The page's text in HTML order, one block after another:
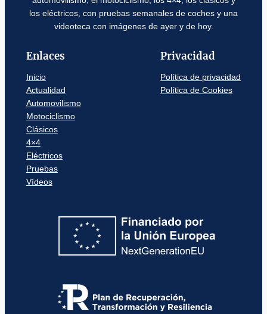
los eléctricos, con pruebas semanales de coches y una
videoteca con imágenes de ayer y de hoy.
Enlaces
Inicio
Actualidad
Automovilismo
Motociclismo
Clásicos
4×4
Eléctricos
Pruebas
Vídeos
Privacidad
Política de privacidad
Política de Cookies